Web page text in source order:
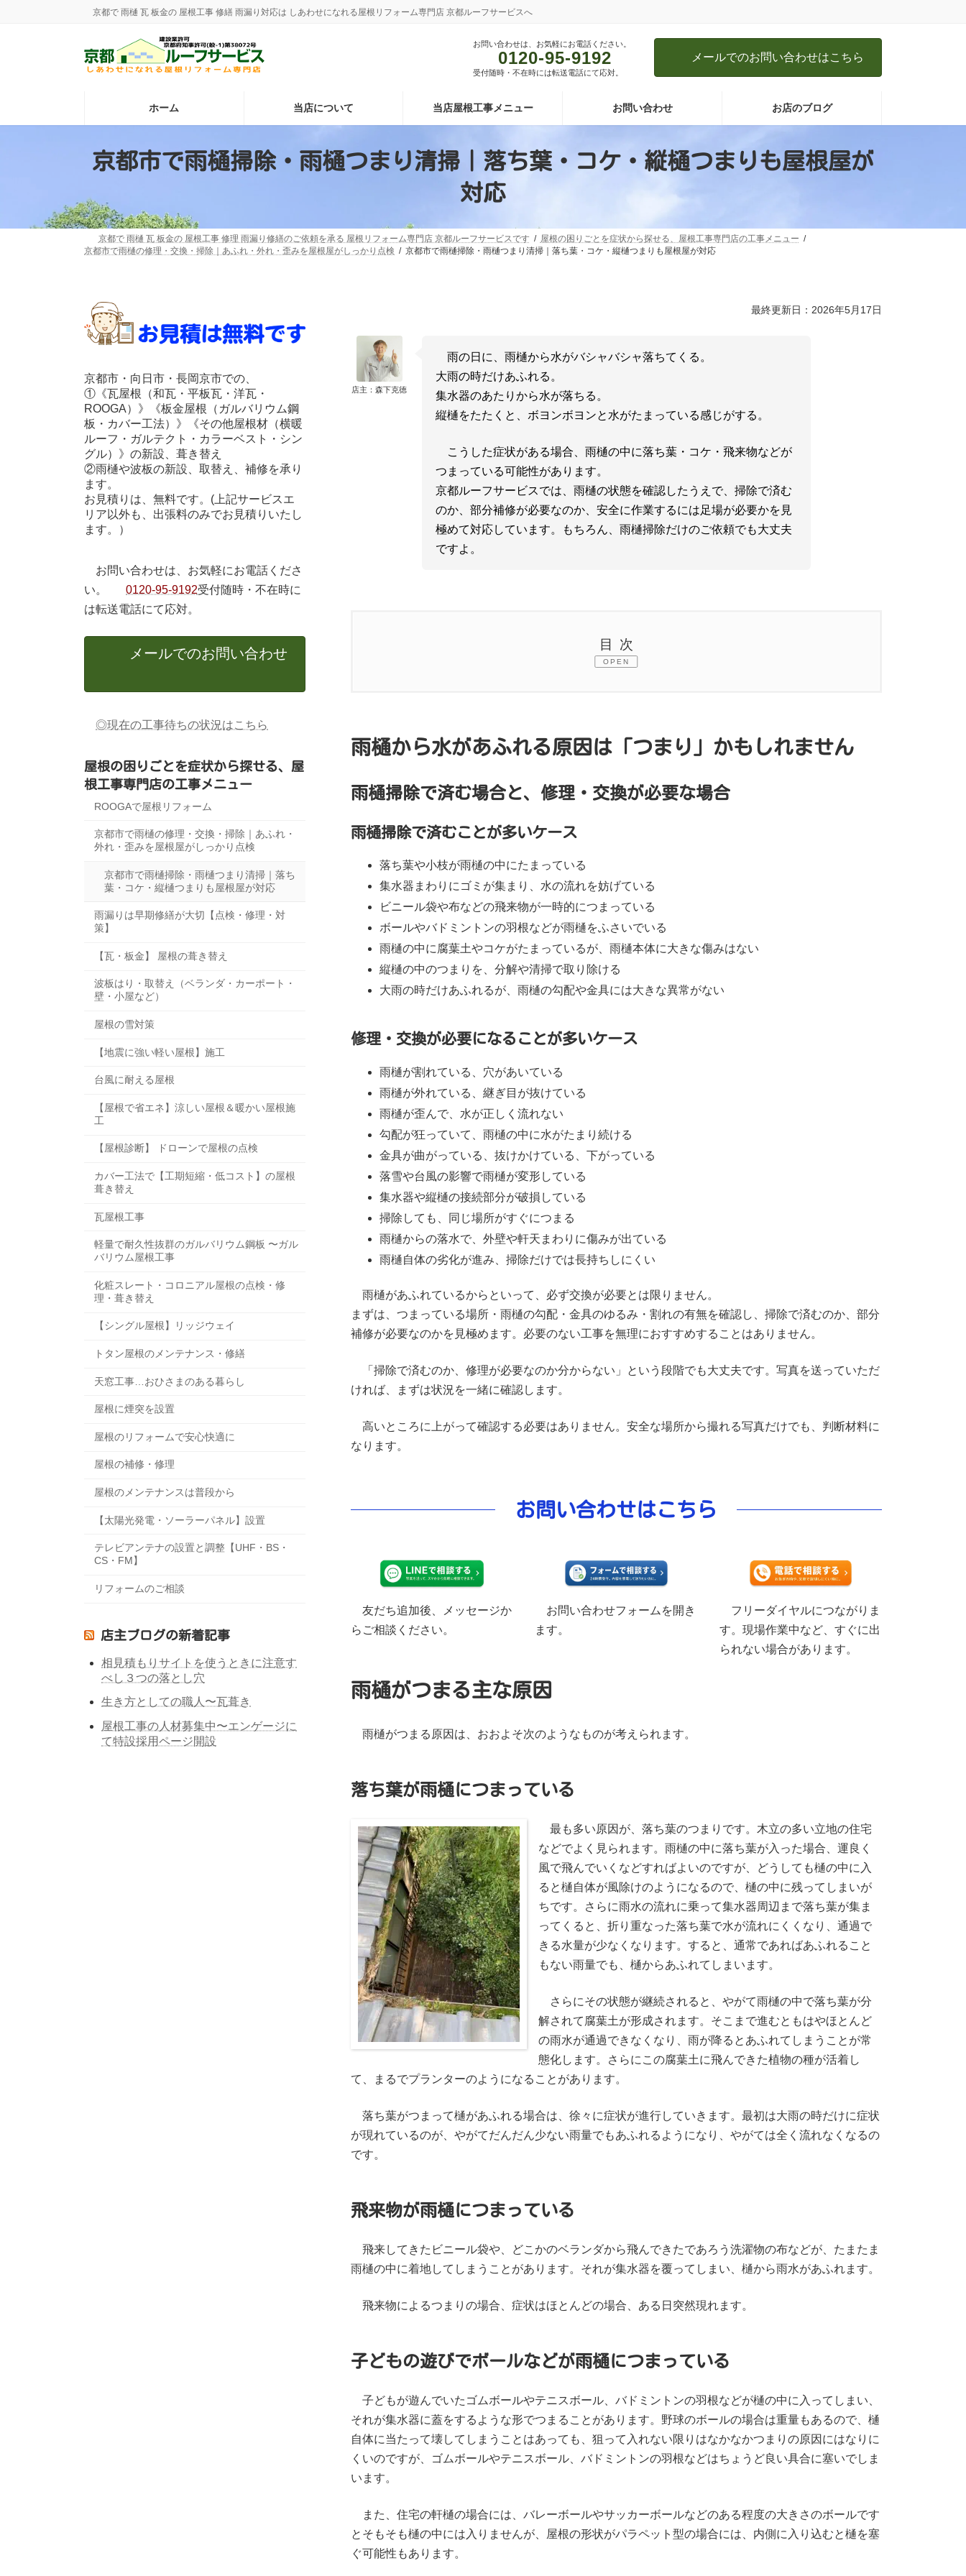
ッ
移
京都で 雨樋 瓦 板金の 屋根工事 修繕 雨漏り対応は しあわせになれる屋根リフォーム専門店 京都ルーフサービスへ
お問い合わせは、お気軽にお電話ください。
0120-95-9192
受付随時・不在時には転送電話にて応対。
メールでのお問い合わせはこちら
ホーム 当店について 当店屋根工事メニュー お問い合わせ お店のブログ
京都市で雨樋掃除・雨樋つまり清掃｜落ち葉・コケ・縦樋つまりも屋根屋が
対応
京都で 雨樋 瓦 板金の 屋根工事 修理 雨漏り修繕のご依頼を承る 屋根リフォーム専門店 京都ルーフサービスです
屋根の困りごとを症状から探せる、屋根工事専門店の工事メニュー
京都市で雨樋の修理・交換・掃除｜あふれ・外れ・歪みを屋根屋がしっかり点検
京都市で雨樋掃除・雨樋つまり清掃｜落ち葉・コケ・縦樋つまりも屋根屋が対応
最終更新日：2026年5月17日
店主：森下克徳
雨の日に、雨樋から水がバシャバシャ落ちてくる。
大雨の時だけあふれる。
集水器のあたりから水が落ちる。
縦樋をたたくと、ボヨンボヨンと水がたまっている感じがする。
こうした症状がある場合、雨樋の中に落ち葉・コケ・飛来物などが
つまっている可能性があります。
京都ルーフサービスでは、雨樋の状態を確認したうえで、掃除で済む
のか、部分補修が必要なのか、安全に作業するには足場が必要かを見
極めて対応しています。もちろん、雨樋掃除だけのご依頼でも大丈夫
ですよ。
目次
OPEN
1.1.1.雨樋掃除で済むことが多いケース
1.1.2.修理・交換が必要になることが多いケース
2.2.飛来物が雨樋につまっている
2.3. 子どもの遊びでボールなどが雨樋につまっている
2.4.カラスのいたずらで雨樋がつまっている
2.5.雨樋の中でコケが繁殖してつまっている
3.1.作業足場が必要になるケース
3.1.1. 足場が必要ない場合
3.1.2. 脚立足場で作業できる場合
3.1.3.簡易はしご足場で作業できる場合
3.1.4. 単管等で足場を組む場合
4.雨樋掃除の料金目安
5.雨樋掃除を頼む前に確認してほしいこと
6.よくある質問
雨樋から水があふれる原因は「つまり」かもしれません
雨樋掃除で済む場合と、修理・交換が必要な場合
雨樋掃除で済むことが多いケース
落ち葉や小枝が雨樋の中にたまっている
集水器まわりにゴミが集まり、水の流れを妨げている
ビニール袋や布などの飛来物が一時的につまっている
ボールやバドミントンの羽根などが雨樋をふさいでいる
雨樋の中に腐葉土やコケがたまっているが、雨樋本体に大きな傷みはない
縦樋の中のつまりを、分解や清掃で取り除ける
大雨の時だけあふれるが、雨樋の勾配や金具には大きな異常がない
修理・交換が必要になることが多いケース
雨樋が割れている、穴があいている
雨樋が外れている、継ぎ目が抜けている
雨樋が歪んで、水が正しく流れない
勾配が狂っていて、雨樋の中に水がたまり続ける
金具が曲がっている、抜けかけている、下がっている
落雪や台風の影響で雨樋が変形している
集水器や縦樋の接続部分が破損している
掃除しても、同じ場所がすぐにつまる
雨樋からの落水で、外壁や軒天まわりに傷みが出ている
雨樋自体の劣化が進み、掃除だけでは長持ちしにくい
雨樋があふれているからといって、必ず交換が必要とは限りません。
まずは、つまっている場所・雨樋の勾配・金具のゆるみ・割れの有無を確認し、掃除で済むのか、部分
補修が必要なのかを見極めます。必要のない工事を無理におすすめすることはありません。
「掃除で済むのか、修理が必要なのか分からない」という段階でも大丈夫です。写真を送っていただ
ければ、まずは状況を一緒に確認します。
高いところに上がって確認する必要はありません。安全な場所から撮れる写真だけでも、判断材料に
なります。
お問い合わせはこちら
友だち追加後、メッセージか
らご相談ください。
お問い合わせフォームを開き
ます。
フリーダイヤルにつながりま
す。現場作業中など、すぐに出
られない場合があります。
雨樋がつまる主な原因
雨樋がつまる原因は、おおよそ次のようなものが考えられます。
落ち葉が雨樋につまっている
最も多い原因が、落ち葉のつまりです。木立の多い立地の住宅
などでよく見られます。雨樋の中に落ち葉が入った場合、運良く
風で飛んでいくなどすればよいのですが、どうしても樋の中に入
ると樋自体が風除けのようになるので、樋の中に残ってしまいが
ちです。さらに雨水の流れに乗って集水器周辺まで落ち葉が集ま
ってくると、折り重なった落ち葉で水が流れにくくなり、通過で
きる水量が少なくなります。すると、通常であればあふれること
もない雨量でも、樋からあふれてしまいます。
さらにその状態が継続されると、やがて雨樋の中で落ち葉が分
解されて腐葉土が形成されます。そこまで進むともはやほとんど
の雨水が通過できなくなり、雨が降るとあふれてしまうことが常
態化します。さらにこの腐葉土に飛んできた植物の種が活着し
て、まるでプランターのようになることがあります。
落ち葉がつまって樋があふれる場合は、徐々に症状が進行していきます。最初は大雨の時だけに症状
が現れているのが、やがてだんだん少ない雨量でもあふれるようになり、やがては全く流れなくなるの
です。
飛来物が雨樋につまっている
飛来してきたビニール袋や、どこかのベランダから飛んできたであろう洗濯物の布などが、たまたま
雨樋の中に着地してしまうことがあります。それが集水器を覆ってしまい、樋から雨水があふれます。
飛来物によるつまりの場合、症状はほとんどの場合、ある日突然現れます。
子どもの遊びでボールなどが雨樋につまっている
子どもが遊んでいたゴムボールやテニスボール、バドミントンの羽根などが樋の中に入ってしまい、
それが集水器に蓋をするような形でつまることがあります。野球のボールの場合は重量もあるので、樋
自体に当たって壊してしまうことはあっても、狙って入れない限りはなかなかつまりの原因にはなりに
くいのですが、ゴムボールやテニスボール、バドミントンの羽根などはちょうど良い具合に塞いでしま
います。
また、住宅の軒樋の場合には、バレーボールやサッカーボールなどのある程度の大きさのボールです
とそもそも樋の中には入りませんが、屋根の形状がパラペット型の場合には、内側に入り込むと樋を塞
ぐ可能性もあります。
京都市・向日市・長岡京市での、
①《瓦屋根（和瓦・平板瓦・洋瓦・
ROOGA）》《板金屋根（ガルバリウム鋼
板・カバー工法）》《その他屋根材（横暖
ルーフ・ガルテクト・カラーベスト・シン
グル）》の新設、葺き替え
②雨樋や波板の新設、取替え、補修を承り
ます。
お見積りは、無料です。(上記サービスエ
リア以外も、出張料のみでお見積りいたし
ます。）
お問い合わせは、お気軽にお電話くださ
い。
0120-95-9192受付随時・不在時に
は転送電話にて応対。
メールでのお問い合わせ
◎現在の工事待ちの状況はこちら
屋根の困りごとを症状から探せる、屋
根工事専門店の工事メニュー
ROOGAで屋根リフォーム
京都市で雨樋の修理・交換・掃除｜あふれ・
外れ・歪みを屋根屋がしっかり点検
京都市で雨樋掃除・雨樋つまり清掃｜落ち
葉・コケ・縦樋つまりも屋根屋が対応
雨漏りは早期修繕が大切【点検・修理・対
策】
【瓦・板金】 屋根の葺き替え
波板はり・取替え（ベランダ・カーポート・
壁・小屋など）
屋根の雪対策
【地震に強い軽い屋根】施工
台風に耐える屋根
【屋根で省エネ】涼しい屋根＆暖かい屋根施
工
【屋根診断】 ドローンで屋根の点検
カバー工法で【工期短縮・低コスト】の屋根
葺き替え
瓦屋根工事
軽量で耐久性抜群のガルバリウム鋼板 〜ガル
バリウム屋根工事
化粧スレート・コロニアル屋根の点検・修
理・葺き替え
【シングル屋根】リッジウェイ
トタン屋根のメンテナンス・修繕
天窓工事…おひさまのある暮らし
屋根に煙突を設置
屋根のリフォームで安心快適に
屋根の補修・修理
屋根のメンテナンスは普段から
【太陽光発電・ソーラーパネル】設置
テレビアンテナの設置と調整【UHF・BS・
CS・FM】
リフォームのご相談
店主ブログの新着記事
相見積もりサイトを使うときに注意す
べし３つの落とし穴
生き方としての職人〜瓦葺き
屋根工事の人材募集中〜エンゲージに
て特設採用ページ開設